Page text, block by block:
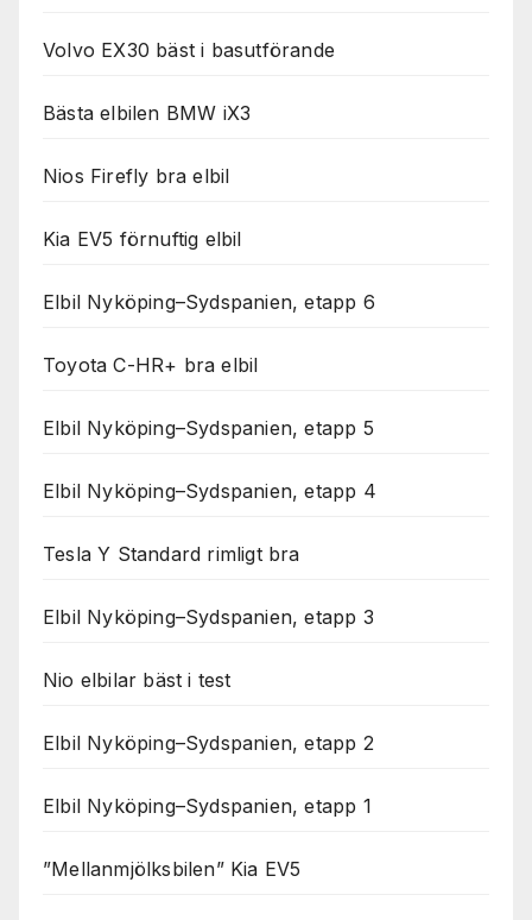
Volvo EX30 bäst i basutförande
Bästa elbilen BMW iX3
Nios Firefly bra elbil
Kia EV5 förnuftig elbil
Elbil Nyköping–Sydspanien, etapp 6
Toyota C-HR+ bra elbil
Elbil Nyköping–Sydspanien, etapp 5
Elbil Nyköping–Sydspanien, etapp 4
Tesla Y Standard rimligt bra
Elbil Nyköping–Sydspanien, etapp 3
Nio elbilar bäst i test
Elbil Nyköping–Sydspanien, etapp 2
Elbil Nyköping–Sydspanien, etapp 1
”Mellanmjölksbilen” Kia EV5